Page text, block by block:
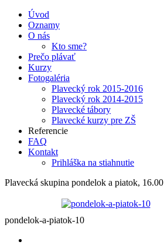
Úvod
Oznamy
O nás
Kto sme?
Prečo plávať
Kurzy
Fotogaléria
Plavecký rok 2015-2016
Plavecký rok 2014-2015
Plavecké tábory
Plavecké kurzy pre ZŠ
Referencie
FAQ
Kontakt
Prihláška na stiahnutie
Plavecká skupina pondelok a piatok, 16.00
pondelok-a-piatok-10